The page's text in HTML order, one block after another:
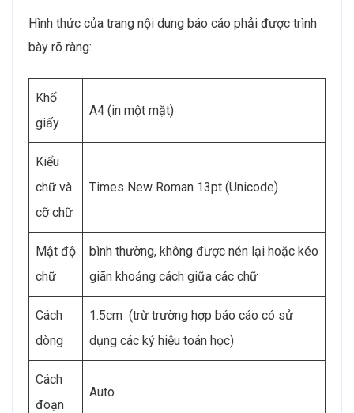
Hình thức của trang nội dung báo cáo phải được trình
bày rõ ràng:
Khổ
giấy
A4 (in một mặt)
Kiểu
chữ và
cỡ chữ
Times New Roman 13pt (Unicode)
Mật độ
chữ
bình thường, không được nén lại hoặc kéo
giãn khoảng cách giữa các chữ
Cách
dòng
1.5cm (trừ trường hợp báo cáo có sử
dụng các ký hiệu toán học)
Cách
đoạn
Auto